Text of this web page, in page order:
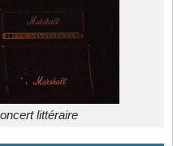
littéraire